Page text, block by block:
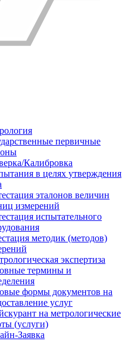
первичные
Калибровка
в целях утверждения
эталонов величин
измерений
испытательного
методик (методов)
экспертиза
термины и
формы документов на
услуг
на метрологические
(услуги)
Заявка